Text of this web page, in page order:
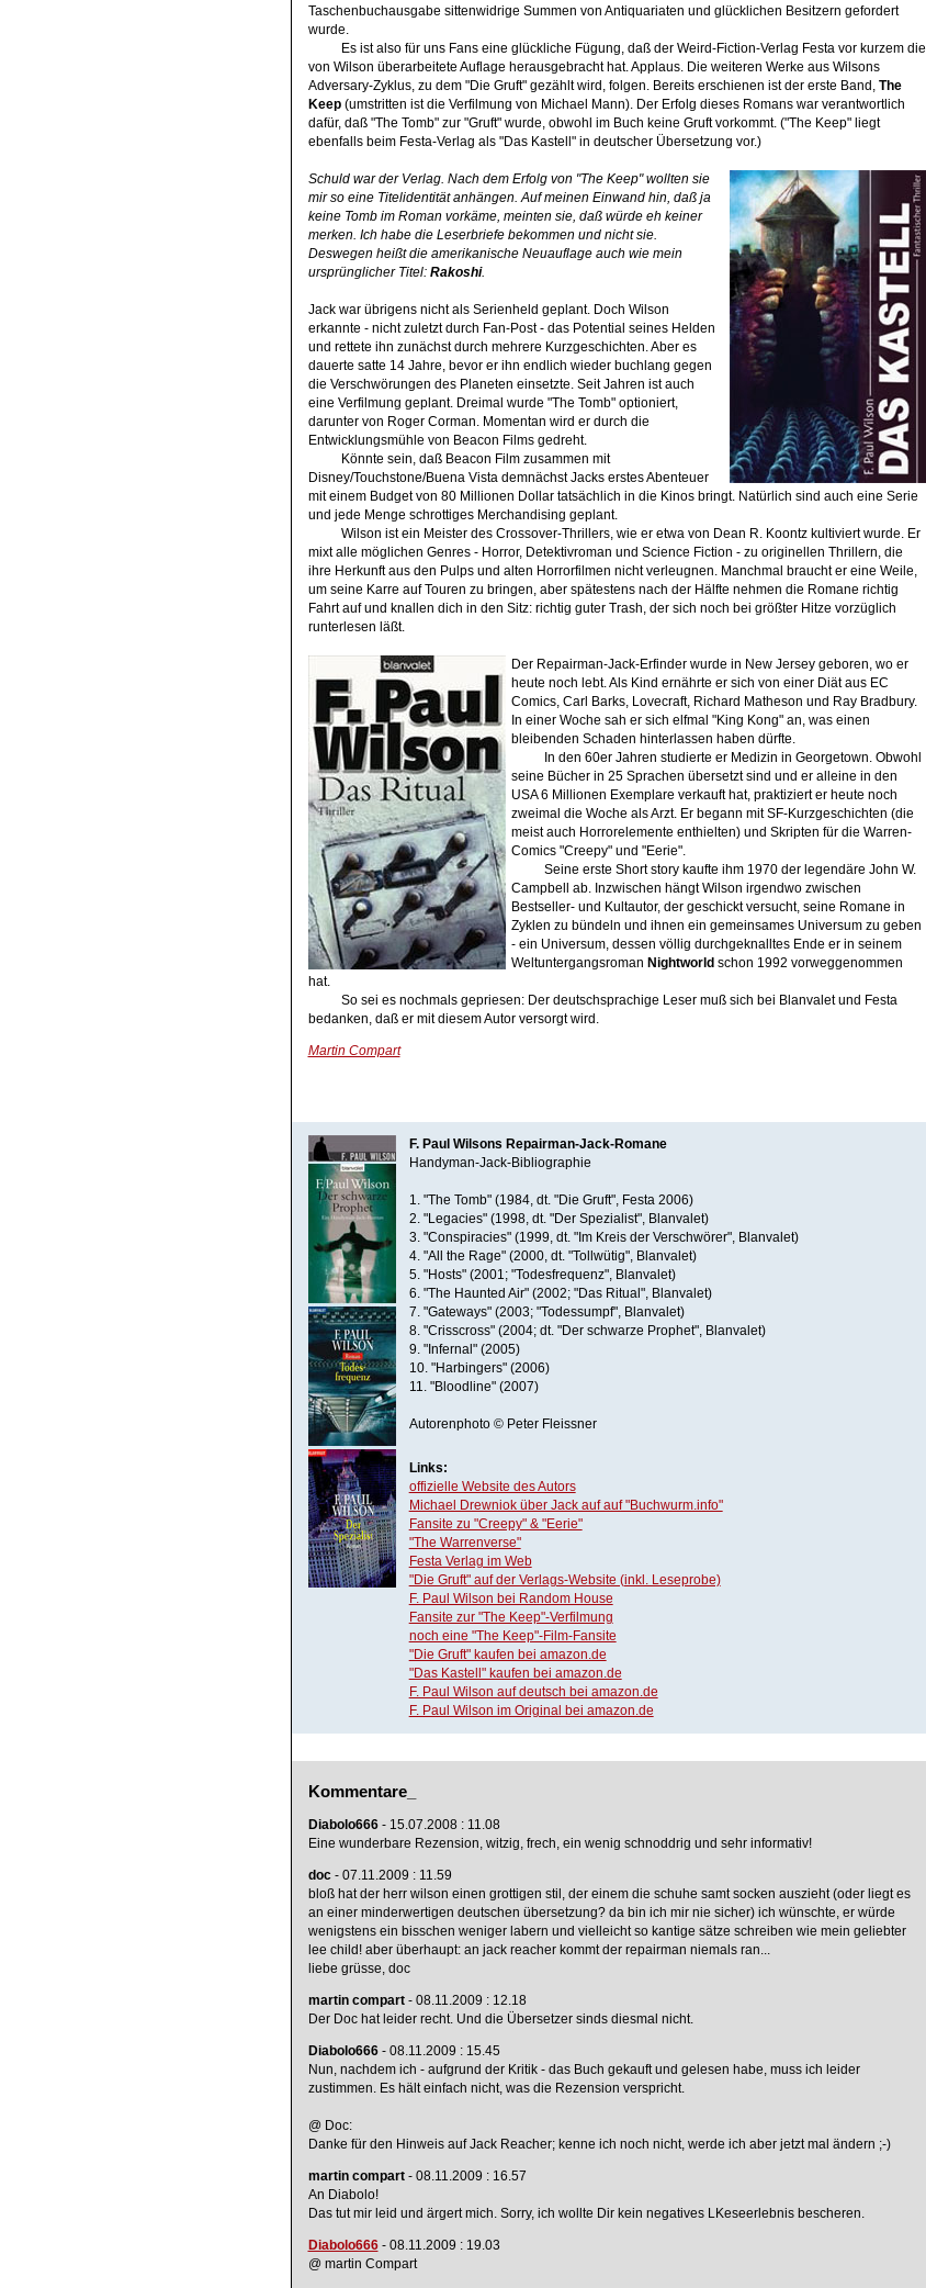
Taschenbuchausgabe sittenwidrige Summen von Antiquariaten und glücklichen Besitzern gefordert
wurde.
Es ist also für uns Fans eine glückliche Fügung, daß der Weird-Fiction-Verlag Festa vor kurzem die
von Wilson überarbeitete Auflage herausgebracht hat. Applaus. Die weiteren Werke aus Wilsons
Adversary-Zyklus, zu dem "Die Gruft" gezählt wird, folgen. Bereits erschienen ist der erste Band, The
Keep(umstritten ist die Verfilmung von Michael Mann). Der Erfolg dieses Romans war verantwortlich
dafür, daß "The Tomb" zur "Gruft" wurde, obwohl im Buch keine Gruft vorkommt. ("The Keep" liegt
ebenfalls beim Festa-Verlag als "Das Kastell" in deutscher Übersetzung vor.)
Schuld war der Verlag. Nach dem Erfolg von "The Keep" wollten sie
mir so eine Titelidentität anhängen. Auf meinen Einwand hin, daß ja
keine Tomb im Roman vorkäme, meinten sie, daß würde eh keiner
merken. Ich habe die Leserbriefe bekommen und nicht sie.
Deswegen heißt die amerikanische Neuauflage auch wie mein
ursprünglicher Titel: Rakoshi.
Jack war übrigens nicht als Serienheld geplant. Doch Wilson
erkannte - nicht zuletzt durch Fan-Post - das Potential seines Helden
und rettete ihn zunächst durch mehrere Kurzgeschichten. Aber es
dauerte satte 14 Jahre, bevor er ihn endlich wieder buchlang gegen
die Verschwörungen des Planeten einsetzte. Seit Jahren ist auch
eine Verfilmung geplant. Dreimal wurde "The Tomb" optioniert,
darunter von Roger Corman. Momentan wird er durch die
Entwicklungsmühle von Beacon Films gedreht.
Könnte sein, daß Beacon Film zusammen mit
Disney/Touchstone/Buena Vista demnächst Jacks erstes Abenteuer
mit einem Budget von 80 Millionen Dollar tatsächlich in die Kinos bringt. Natürlich sind auch eine Serie
und jede Menge schrottiges Merchandising geplant.
Wilson ist ein Meister des Crossover-Thrillers, wie er etwa von Dean R. Koontz kultiviert wurde. Er
mixt alle möglichen Genres - Horror, Detektivroman und Science Fiction - zu originellen Thrillern, die
ihre Herkunft aus den Pulps und alten Horrorfilmen nicht verleugnen. Manchmal braucht er eine Weile,
um seine Karre auf Touren zu bringen, aber spätestens nach der Hälfte nehmen die Romane richtig
Fahrt auf und knallen dich in den Sitz: richtig guter Trash, der sich noch bei größter Hitze vorzüglich
runterlesen läßt.
Der Repairman-Jack-Erfinder wurde in New Jersey geboren, wo er
heute noch lebt. Als Kind ernährte er sich von einer Diät aus EC
Comics, Carl Barks, Lovecraft, Richard Matheson und Ray Bradbury.
In einer Woche sah er sich elfmal "King Kong" an, was einen
bleibenden Schaden hinterlassen haben dürfte.
In den 60er Jahren studierte er Medizin in Georgetown. Obwohl
seine Bücher in 25 Sprachen übersetzt sind und er alleine in den
USA 6 Millionen Exemplare verkauft hat, praktiziert er heute noch
zweimal die Woche als Arzt. Er begann mit SF-Kurzgeschichten (die
meist auch Horrorelemente enthielten) und Skripten für die Warren-
Comics "Creepy" und "Eerie".
Seine erste Short story kaufte ihm 1970 der legendäre John W.
Campbell ab. Inzwischen hängt Wilson irgendwo zwischen
Bestseller- und Kultautor, der geschickt versucht, seine Romane in
Zyklen zu bündeln und ihnen ein gemeinsames Universum zu geben
- ein Universum, dessen völlig durchgeknalltes Ende er in seinem
Weltuntergangsroman Nightworldschon 1992 vorweggenommen
hat.
So sei es nochmals gepriesen: Der deutschsprachige Leser muß sich bei Blanvalet und Festa
bedanken, daß er mit diesem Autor versorgt wird.
Martin Compart
F. Paul Wilsons Repairman-Jack-Romane
Handyman-Jack-Bibliographie
1. "The Tomb" (1984, dt. "Die Gruft", Festa 2006)
2. "Legacies" (1998, dt. "Der Spezialist", Blanvalet)
3. "Conspiracies" (1999, dt. "Im Kreis der Verschwörer", Blanvalet)
4. "All the Rage" (2000, dt. "Tollwütig", Blanvalet)
5. "Hosts" (2001; "Todesfrequenz", Blanvalet)
6. "The Haunted Air" (2002; "Das Ritual", Blanvalet)
7. "Gateways" (2003; "Todessumpf", Blanvalet)
8. "Crisscross" (2004; dt. "Der schwarze Prophet", Blanvalet)
9. "Infernal" (2005)
10. "Harbingers" (2006)
11. "Bloodline" (2007)
Autorenphoto © Peter Fleissner
Links:
offizielle Website des Autors
Michael Drewniok über Jack auf auf "Buchwurm.info"
Fansite zu "Creepy" & "Eerie"
"The Warrenverse"
Festa Verlag im Web
"Die Gruft" auf der Verlags-Website (inkl. Leseprobe)
F. Paul Wilson bei Random House
Fansite zur "The Keep"-Verfilmung
noch eine "The Keep"-Film-Fansite
"Die Gruft" kaufen bei amazon.de
"Das Kastell" kaufen bei amazon.de
F. Paul Wilson auf deutsch bei amazon.de
F. Paul Wilson im Original bei amazon.de
Kommentare_
Diabolo666- 15.07.2008 : 11.08
Eine wunderbare Rezension, witzig, frech, ein wenig schnoddrig und sehr informativ!
doc- 07.11.2009 : 11.59
bloß hat der herr wilson einen grottigen stil, der einem die schuhe samt socken auszieht (oder liegt es
an einer minderwertigen deutschen übersetzung? da bin ich mir nie sicher) ich wünschte, er würde
wenigstens ein bisschen weniger labern und vielleicht so kantige sätze schreiben wie mein geliebter
lee child! aber überhaupt: an jack reacher kommt der repairman niemals ran...
liebe grüsse, doc
martin compart- 08.11.2009 : 12.18
Der Doc hat leider recht. Und die Übersetzer sinds diesmal nicht.
Diabolo666- 08.11.2009 : 15.45
Nun, nachdem ich - aufgrund der Kritik - das Buch gekauft und gelesen habe, muss ich leider
zustimmen. Es hält einfach nicht, was die Rezension verspricht.
@ Doc:
Danke für den Hinweis auf Jack Reacher; kenne ich noch nicht, werde ich aber jetzt mal ändern ;-)
martin compart- 08.11.2009 : 16.57
An Diabolo!
Das tut mir leid und ärgert mich. Sorry, ich wollte Dir kein negatives LKeseerlebnis bescheren.
Diabolo666- 08.11.2009 : 19.03
@ martin Compart